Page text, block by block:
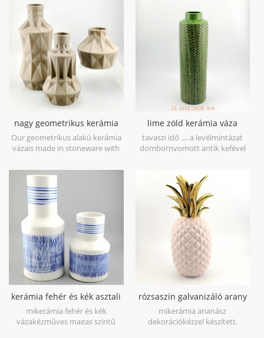
hand crafted so the color is
variance,two size options with
19.7''h and 16.7''h.
nagy geometrikus kerámia
váza barna 3 készlet
Our geometrikus alakú kerámia
vázais made in stoneware with
shapes,it is hand-crafted with
three sizes assorted,very nice fit
with your modern furniture.
lime zöld kerámia váza
levélminta
tavaszi idő .... a levélmintázat
dombornyomott antik kefével
minél több tavaszi hangulatot
próbálj kilime zöld kerámia váza.
kerámia fehér és kék asztali
váza kézfesték
mikerámia fehér és kék
vázakézműves magas szintű
rózsaszín galvanizáló arany
ananász figura otthoni deco
mikerámia ananász
dekorációkézzel készített,